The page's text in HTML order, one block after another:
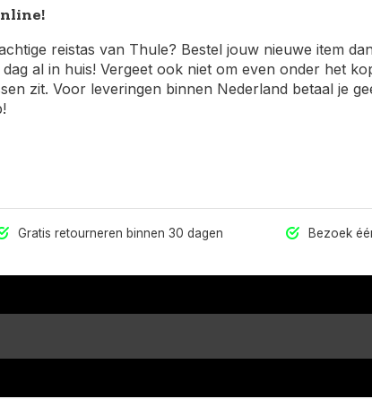
reistas van Thule? Bestel jouw nieuwe item
al in huis! Vergeet ook niet om even onder het
zit. Voor leveringen binnen Nederland betaal je
Gratis retourneren binnen 30 dagen Bezoek